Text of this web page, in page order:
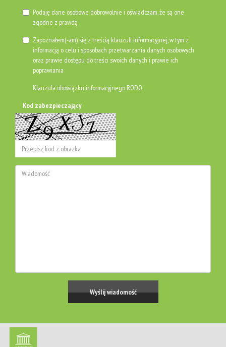
Podaję dane osobowe dobrowolnie i oświadczam, że są one
zgodne z prawdą
Zapoznałem(-am) się z treścią klauzuli informacyjnej, w tym z
informacją o celu i sposobach przetwarzania danych osobowych
oraz prawie dostępu do treści swoich danych i prawie ich
poprawiania
Klauzula obowiązku informacyjnego RODO
Kod zabezpieczający